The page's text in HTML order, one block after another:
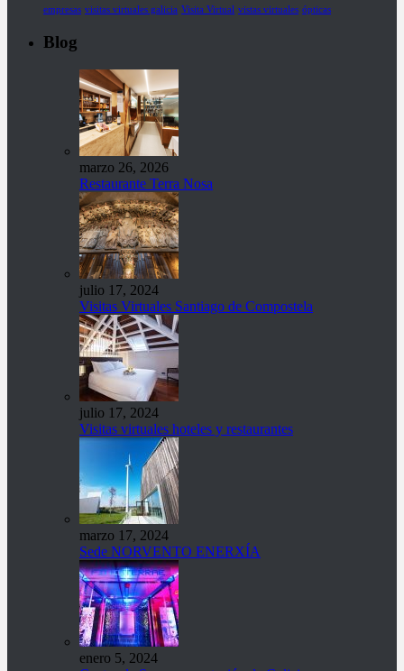
empresas visitas virtuales galicia Visita Virtual vistas virtuales ópticas
Blog
marzo 26, 2026
Restaurante Terra Nosa
julio 17, 2024
Visitas Virtuales Santiago de Compostela
julio 17, 2024
Visitas virtuales hoteles y restaurantes
marzo 17, 2024
Sede NORVENTO ENERXÍA
enero 5, 2024